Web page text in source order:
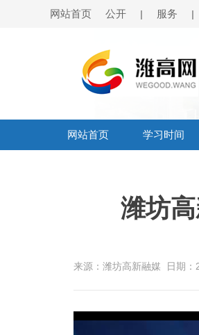
网站首页 公开 | 服务 |
网站首页 学习时间
潍坊
来源：潍坊高新融媒 日期：